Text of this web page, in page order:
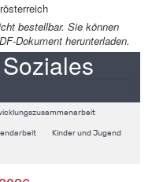
bestellbar. Sie können
Dokument herunterladen.
Kinder und Jugend